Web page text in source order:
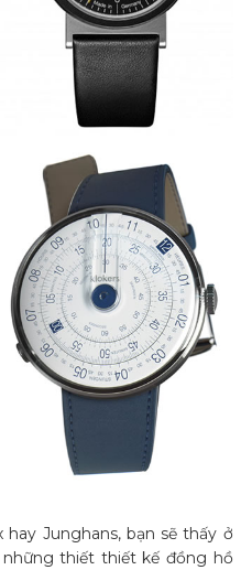
hay Junghans, bạn sẽ thấy ở
thiết thiết kế đồng hồ